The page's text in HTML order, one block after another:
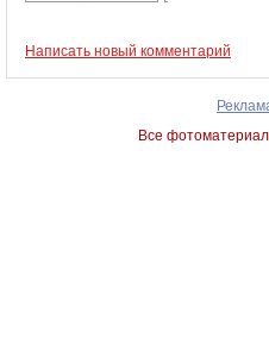
Написать новый комментарий
Все